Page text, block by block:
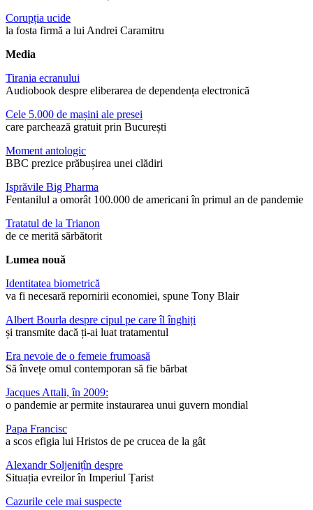
Corupția ucide
la fosta firmă a lui Andrei Caramitru
Media
Tirania ecranului
Audiobook despre eliberarea de dependența electronică
Cele 5.000 de mașini ale presei
care parchează gratuit prin București
Moment antologic
BBC prezice prăbușirea unei clădiri
Isprăvile Big Pharma
Fentanilul a omorât 100.000 de americani în primul an de pandemie
Tratatul de la Trianon
de ce merită sărbătorit
Lumea nouă
Identitatea biometrică
va fi necesară repornirii economiei, spune Tony Blair
Albert Bourla despre cipul pe care îl înghiți
și transmite dacă ți-ai luat tratamentul
Era nevoie de o femeie frumoasă
Să învețe omul contemporan să fie bărbat
Jacques Attali, în 2009:
o pandemie ar permite instaurarea unui guvern mondial
Papa Francisc
a scos efigia lui Hristos de pe crucea de la gât
Alexandr Soljenițîn despre
Situația evreilor în Imperiul Țarist
Cazurile cele mai suspecte